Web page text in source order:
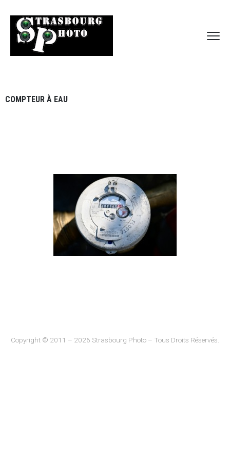
COMPTEUR À EAU
Copyright © 2011 – 2026 Strasbourg Photo – Tous Droits Réservés.